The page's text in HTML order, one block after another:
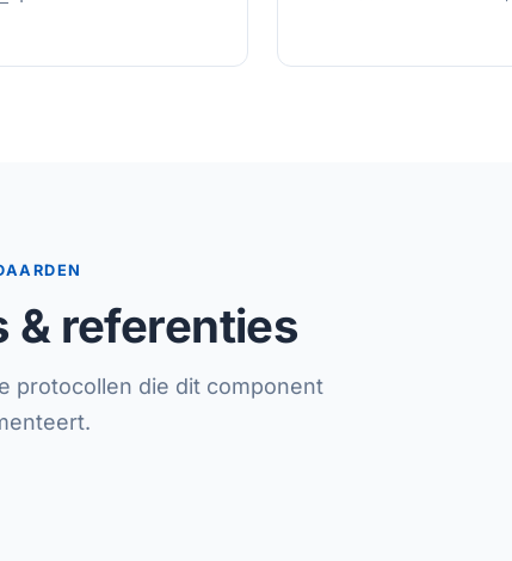
& referenties
protocollen die dit component